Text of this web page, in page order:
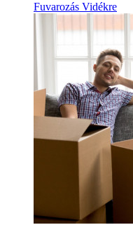
Fuvarozás Vidékre